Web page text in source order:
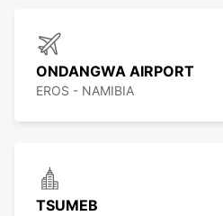
ONDANGWA AIRPORT
EROS - NAMIBIA
TSUMEB